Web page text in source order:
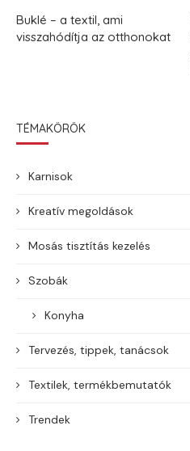
Buklé – a textil, ami
visszahódítja az otthonokat
TÉMAKÖRÖK
Karnisok
Kreatív megoldások
Mosás tisztítás kezelés
Szobák
Konyha
Tervezés, tippek, tanácsok
Textilek, termékbemutatók
Trendek